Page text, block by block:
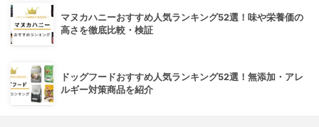
マヌカハニーおすすめ人気ランキング52選！味や栄養価の
高さを徹底比較・検証
ドッグフードおすすめ人気ランキング52選！無添加・アレ
ルギー対策商品を紹介